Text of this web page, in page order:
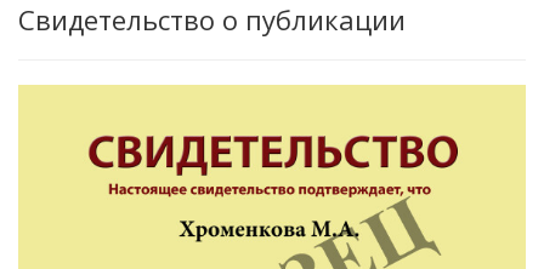
Свидетельство о публикации